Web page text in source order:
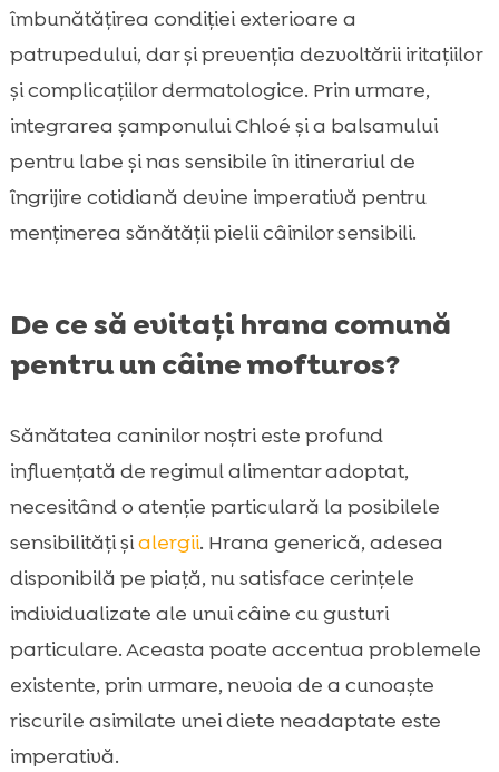
îmbunătățirea condiției exterioare a
patrupedului, dar și prevenția dezvoltării iritațiilor
și complicațiilor dermatologice. Prin urmare,
integrarea șamponului Chloé și a balsamului
pentru labe și nas sensibile în itinerariul de
îngrijire cotidiană devine imperativă pentru
menținerea sănătății pielii câinilor sensibili.
De ce să evitați hrana comună
pentru un câine mofturos?
Sănătatea caninilor noștri este profund
influențată de regimul alimentar adoptat,
necesitând o atenție particulară la posibilele
sensibilități șialergii. Hrana generică, adesea
disponibilă pe piață, nu satisface cerințele
individualizate ale unui câine cu gusturi
particulare. Aceasta poate accentua problemele
existente, prin urmare, nevoia de a cunoaște
riscurile asimilate unei diete neadaptate este
imperativă.